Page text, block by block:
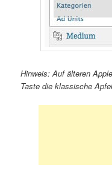
Hinweis: Auf älteren
Taste die klassische